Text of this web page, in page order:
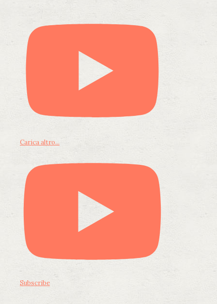
Carica altro...
Subscribe